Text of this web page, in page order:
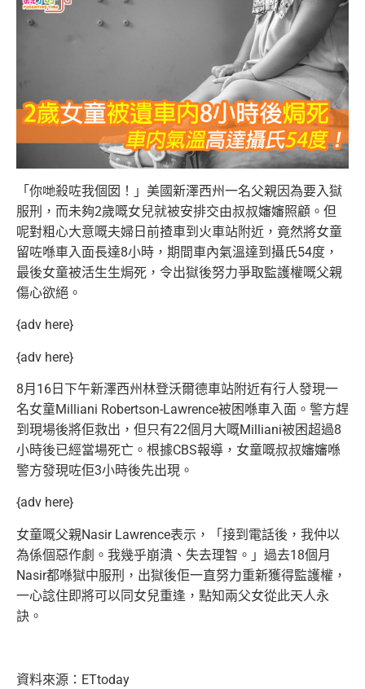
「你哋殺咗我個囡！」美國新澤西州一名父親因為要入獄
服刑，而未夠2歲嘅女兒就被安排交由叔叔嬸嬸照顧。但
呢對粗心大意嘅夫婦日前揸車到火車站附近，竟然將女童
留咗喺車入面長達8小時，期間車內氣溫達到攝氏54度，
最後女童被活生生焗死，令出獄後努力爭取監護權嘅父親
傷心欲絕。
{adv here}
{adv here}
8月16日下午新澤西州林登沃爾德車站附近有行人發現一
名女童Milliani Robertson-Lawrence被困喺車入面。警方趕
到現場後將佢救出，但只有22個月大嘅Milliani被困超過8
小時後已經當場死亡。根據CBS報導，女童嘅叔叔嬸嬸喺
警方發現咗佢3小時後先出現。
{adv here}
女童嘅父親Nasir Lawrence表示，「接到電話後，我仲以
為係個惡作劇。我幾乎崩潰、失去理智。」過去18個月
Nasir都喺獄中服刑，出獄後佢一直努力重新獲得監護權，
一心諗住即將可以同女兒重逢，點知兩父女從此天人永
訣。
資料來源：ETtoday